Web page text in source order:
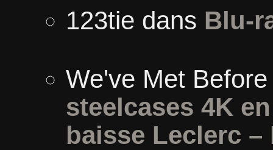
123tie dans Blu-
We've Met Before
steelcases 4K
baisse Leclerc